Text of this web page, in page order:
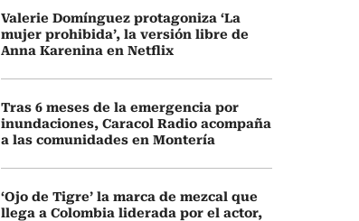
Valerie Domínguez protagoniza ‘La
mujer prohibida’, la versión libre de
Anna Karenina en Netflix
Tras 6 meses de la emergencia por
inundaciones, Caracol Radio acompaña
a las comunidades en Montería
‘Ojo de Tigre’ la marca de mezcal que
llega a Colombia liderada por el actor,